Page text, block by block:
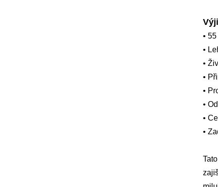
•
•
•
•
•
•
•
•